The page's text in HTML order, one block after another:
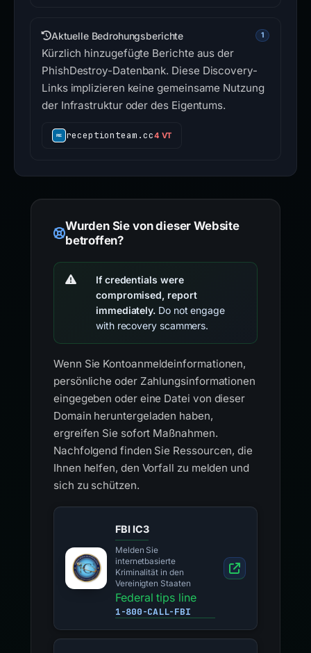
Aktuelle Bedrohungsberichte 1
Kürzlich hinzugefügte Berichte aus der
PhishDestroy-Datenbank. Diese Discovery-
Links implizieren keine gemeinsame Nutzung
der Infrastruktur oder des Eigentums.
receptionteam.cc4 VT
Wurden Sie von dieser Website
betroffen?
If credentials were
compromised, report
immediately. Do not engage
with recovery scammers.
Wenn Sie Kontoanmeldeinformationen,
persönliche oder Zahlungsinformationen
eingegeben oder eine Datei von dieser
Domain heruntergeladen haben,
ergreifen Sie sofort Maßnahmen.
Nachfolgend finden Sie Ressourcen, die
Ihnen helfen, den Vorfall zu melden und
sich zu schützen.
FBI IC3
Melden Sie
internetbasierte
Kriminalität in den
Vereinigten Staaten
Federal tips line
1-800-CALL-FBI